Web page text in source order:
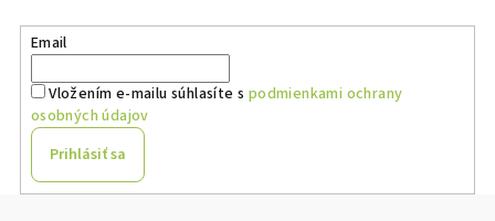
Email
Vložením e-mailu súhlasíte s podmienkami ochrany
osobných údajov
Prihlásiť sa